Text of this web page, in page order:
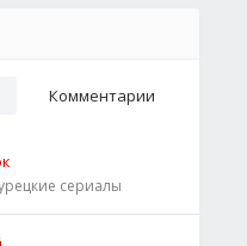
Комментарии
сериалы